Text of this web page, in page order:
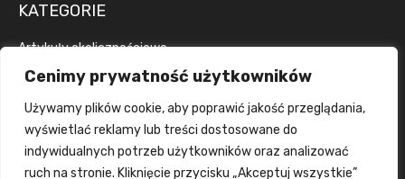
Cenimy prywatność użytkowników
Używamy plików cookie, aby poprawić jakość przeglądania,
wyświetlać reklamy lub treści dostosowane do
indywidualnych potrzeb użytkowników oraz analizować
ruch na stronie. Kliknięcie przycisku „Akceptuj wszystkie”
KATEGORIE
Artykuły okolicznościowe
Artykuły reklamowe
Emblematy
Wstążki
Grawerka